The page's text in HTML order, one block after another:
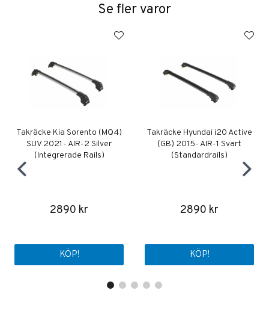
Se fler varor
Takräcke Kia Sorento (MQ4)
SUV 2021- AIR-2 Silver
(Integrerade Rails)
2890 kr
KÖP!
Takräcke Hyundai i20 Active
(GB) 2015- AIR-1 Svart
(Standardrails)
2890 kr
KÖP!